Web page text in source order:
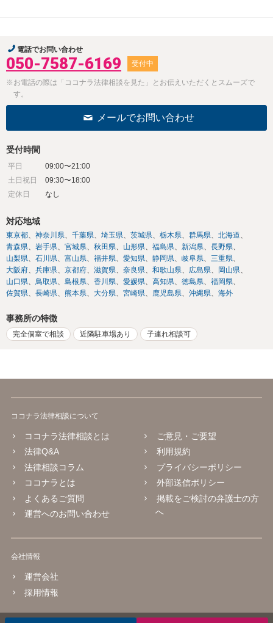
電話でお問い合わせ
050-7587-6169 受付中
※お電話の際は「ココナラ法律相談を見た」とお伝えいただくとスムーズで
す。
メールでお問い合わせ
受付時間
平日
09:00〜21:00
土日祝日
09:30〜18:00
定休日
なし
対応地域
東京都 神奈川県 千葉県 埼玉県 茨城県 栃木県 群馬県
北海道
青森県
岩手県 宮城県 秋田県 山形県 福島県 新潟県
長野県
山梨県
石川県 富山県 福井県 愛知県 静岡県 岐阜県
三重県
大阪府
兵庫県 京都府 滋賀県 奈良県 和歌山県 広島県
岡山県
山口県
鳥取県 島根県 香川県 愛媛県 高知県 徳島県
福岡県
佐賀県
長崎県 熊本県 大分県 宮崎県 鹿児島県 沖縄県 海外
事務所の特徴
完全個室で相談 近隣駐車場あり 子連れ相談可
ココナラ法律相談について
ココナラ法律相談とは
法律Q&A
法律相談コラム
ココナラとは
よくあるご質問
運営へのお問い合わせ
ご意見・ご要望
利用規約
プライバシーポリシー
外部送信ポリシー
掲載をご検討の弁護士の方
へ
会社情報
運営会社
採用情報